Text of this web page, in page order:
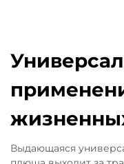
Выдающаяся